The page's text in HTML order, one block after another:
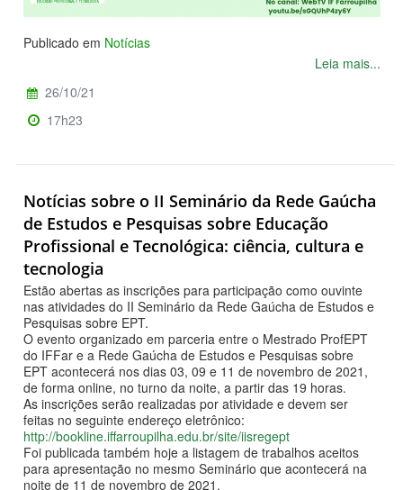
Publicado em Notícias
Leia mais...
26/10/21
17h23
Notícias sobre o II Seminário da Rede Gaúcha
de Estudos e Pesquisas sobre Educação
Profissional e Tecnológica: ciência, cultura e
tecnologia
Estão abertas as inscrições para participação como ouvinte
nas atividades do II Seminário da Rede Gaúcha de Estudos e
Pesquisas sobre EPT.
O evento organizado em parceria entre o Mestrado ProfEPT
do IFFar e a Rede Gaúcha de Estudos e Pesquisas sobre
EPT acontecerá nos dias 03, 09 e 11 de novembro de 2021,
de forma online, no turno da noite, a partir das 19 horas.
As inscrições serão realizadas por atividade e devem ser
feitas no seguinte endereço eletrônico:
http://bookline.iffarroupilha.edu.br/site/iisregept
Foi publicada também hoje a listagem de trabalhos aceitos
para apresentação no mesmo Seminário que acontecerá na
noite de 11 de novembro de 2021.